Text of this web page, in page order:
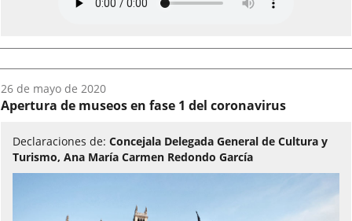
Fecha
del
26 de mayo de 2020
Apertura de museos en fase 1 del coronavirus
Declaraciones de: Concejala Delegada General de Cultura y
Turismo, Ana María Carmen Redondo García